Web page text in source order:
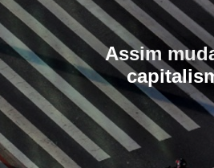
Assim